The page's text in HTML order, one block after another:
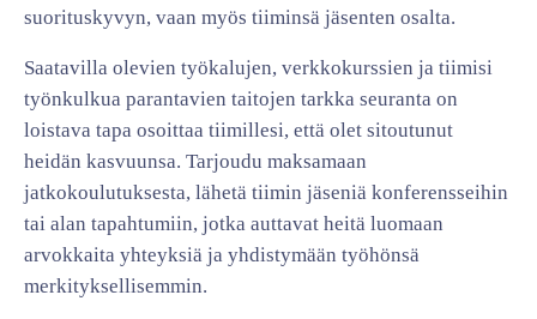
suorituskyvyn, vaan myös tiiminsä jäsenten osalta.
Saatavilla olevien työkalujen, verkkokurssien ja tiimisi
työnkulkua parantavien taitojen tarkka seuranta on
loistava tapa osoittaa tiimillesi, että olet sitoutunut
heidän kasvuunsa. Tarjoudu maksamaan
jatkokoulutuksesta, lähetä tiimin jäseniä konferensseihin
tai alan tapahtumiin, jotka auttavat heitä luomaan
arvokkaita yhteyksiä ja yhdistymään työhönsä
merkityksellisemmin.